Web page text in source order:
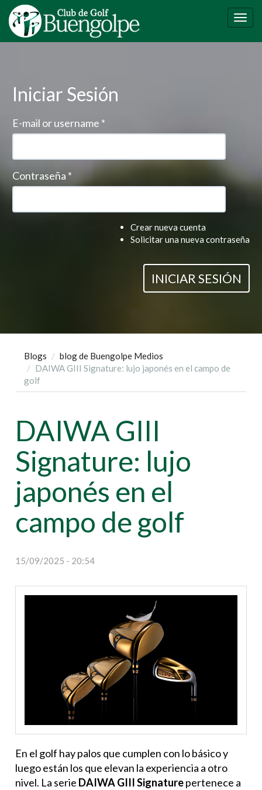
Pasar
contenido
principal
Iniciar Sesión
E-mail or username *
Contraseña *
Crear nueva cuenta
Solicitar una nueva contraseña
INICIAR SESIÓN
Blogs
blog de Buengolpe Medios
DAIWA GIII Signature: lujo japonés en el campo de
golf
DAIWA GIII
Signature: lujo
japonés en el
campo de golf
15/09/2025 - 20:54
En el golf hay palos que cumplen con lo básico y
luego están los que elevan la experiencia a otro
nivel. La serie DAIWA GIII Signaturepertenece a